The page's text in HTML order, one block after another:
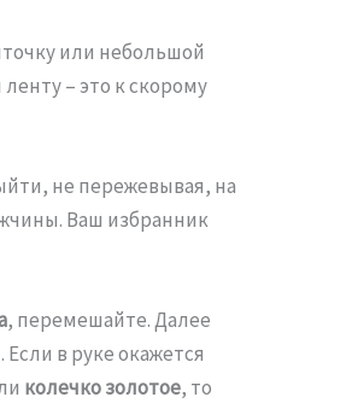
или небольшой
– это к скорому
не пережевывая, на
Ваш избранник
, перемешайте. Далее
в руке окажется
колечко золотое, то